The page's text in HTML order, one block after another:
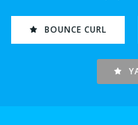
BOUNCE CURL